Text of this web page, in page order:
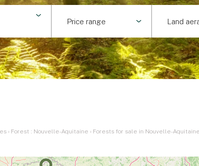
Price range Land
› Forest : Nouvelle-Aquitaine › Forests for sale in Nouvelle-Aquitaine